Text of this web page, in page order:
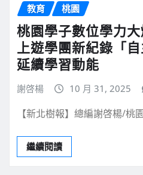
教育 桃園
桃園學子數位學力
上遊學團新紀錄「
延續學習動能
謝啓楊 10 月 31, 2025
【新北樹報】總編謝啓楊/桃
繼續閱讀